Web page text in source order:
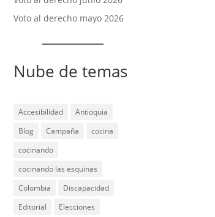
Voto al derecho mayo 2026
Nube de temas
Accesibilidad
Antioquia
Blog
Campaña
cocina
cocinando
cocinando las esquinas
Colombia
Discapacidad
Editorial
Elecciones